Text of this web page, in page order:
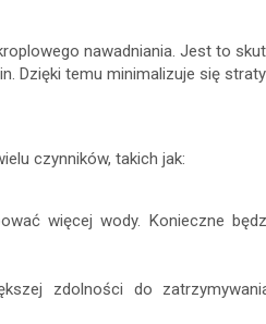
nawadniania. Jest to
Dzięki temu minimalizuje się
czynników, takich jak:
więcej wody. Konieczne
zdolności do